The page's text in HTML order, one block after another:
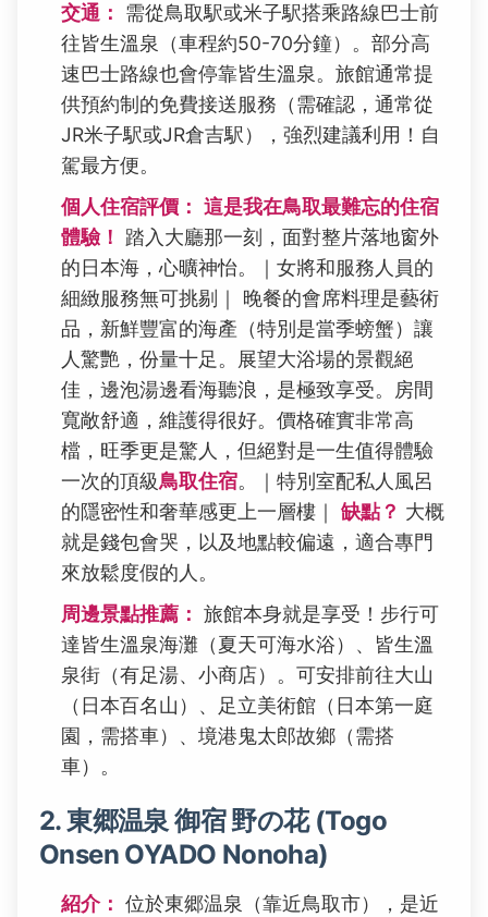
交通：
需從鳥取駅或米子駅搭乘路線巴士前
往皆生溫泉（車程約50-70分鐘）。部分高
速巴士路線也會停靠皆生溫泉。旅館通常提
供預約制的免費接送服務（需確認，通常從
JR米子駅或JR倉吉駅），強烈建議利用！自
駕最方便。
個人住宿評價： 這是我在鳥取最難忘的住宿
體驗！
踏入大廳那一刻，面對整片落地窗外
的日本海，心曠神怡。｜女將和服務人員的
細緻服務無可挑剔｜ 晚餐的會席料理是藝術
品，新鮮豐富的海產（特別是當季螃蟹）讓
人驚艷，份量十足。展望大浴場的景觀絕
佳，邊泡湯邊看海聽浪，是極致享受。房間
寬敞舒適，維護得很好。價格確實非常高
檔，旺季更是驚人，但絕對是一生值得體驗
一次的頂級鳥取住宿。｜特別室配私人風呂
的隱密性和奢華感更上一層樓｜ 缺點？ 大概
就是錢包會哭，以及地點較偏遠，適合專門
來放鬆度假的人。
周邊景點推薦： 旅館本身就是享受！步行可
達皆生溫泉海灘（夏天可海水浴）、皆生溫
泉街（有足湯、小商店）。可安排前往大山
（日本百名山）、足立美術館（日本第一庭
園，需搭車）、境港鬼太郎故鄉（需搭
車）。
2. 東郷温泉 御宿 野の花 (Togo
Onsen OYADO Nonoha)
紹介： 位於東郷温泉（靠近鳥取市），是近